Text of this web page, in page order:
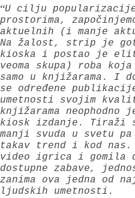
“U cilju
prostorima,
aktuelnih (i manje
Na žalost, strip je
kioska i postao je
veoma skupa) roba
samo u knjižarama. I
se određene
umetnosti svojim
knjižarama
kiosk izdanje. Tiraži
manji svuda u svetu
takav trend i kod
video igrica i gomila
dostupne zabave,
zanima ova jedna od
ljudskih umetnosti.